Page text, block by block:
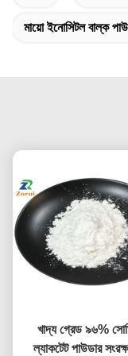
মায়ো ইনোসিটল বাল্ক
খাদ্য গ্রেড ৯৬%
ল্যাকটেট পাউডার